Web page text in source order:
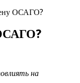
ОСАГО?
на